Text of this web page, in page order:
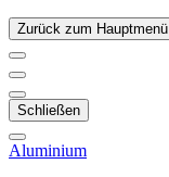
Zurück zum Hauptmenü
Schließen
Aluminium